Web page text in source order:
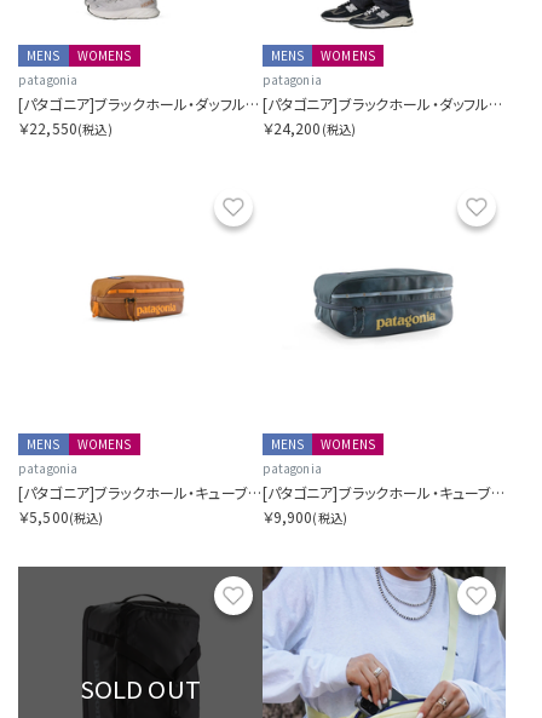
MENS
WOMENS
patagonia
[パタゴニア]ブラックホール・ダッフル 40L
￥22,550(税込)
MENS
WOMENS
patagonia
[パタゴニア]ブラックホール・ダッフル 55L
￥24,200 (税込)
お気に入り
MENS
WOMENS
patagonia
[パタゴニア]ブラックホール・キューブ 3L
￥5,500(税込)
MENS
WOMENS
patagonia
[パタゴニア]ブラックホール・キューブ 14L
￥9,900(税込)
お気に入り
SOLD OUT